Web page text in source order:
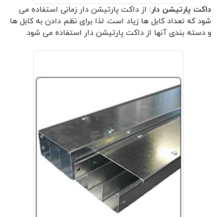
داکت پارتیشن دار: از داکت پارتیشن دار زمانی استفاده می
شود که تعداد کابل ها زیاد است. لذا برای نظم دادن به کابل ها
و دسته بندی آنها از داکت پارتیشن دار استفاده می شود.